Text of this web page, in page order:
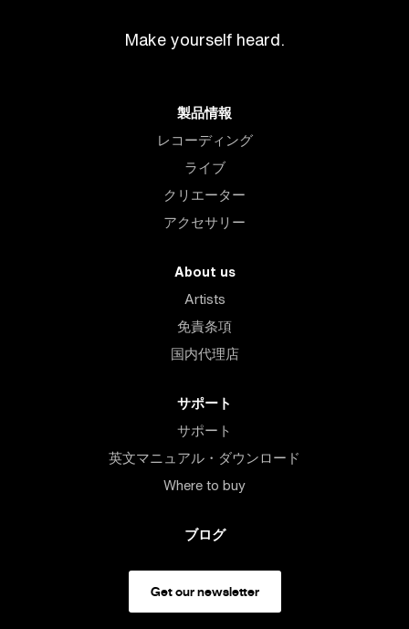
Make yourself heard.
製品情報
レコーディング
ライブ
クリエーター
アクセサリー
About us
Artists
免責条項
国内代理店
サポート
サポート
英文マニュアル・ダウンロード
Where to buy
ブログ
Get our newsletter